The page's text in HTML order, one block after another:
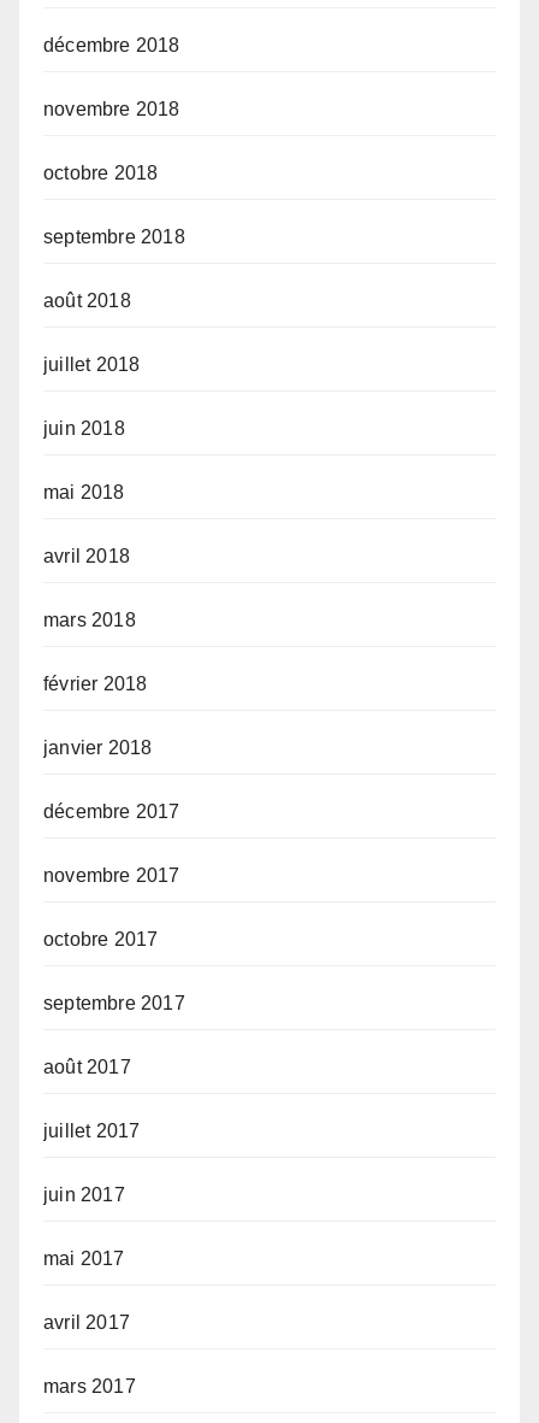
décembre 2018
novembre 2018
octobre 2018
septembre 2018
août 2018
juillet 2018
juin 2018
mai 2018
avril 2018
mars 2018
février 2018
janvier 2018
décembre 2017
novembre 2017
octobre 2017
septembre 2017
août 2017
juillet 2017
juin 2017
mai 2017
avril 2017
mars 2017